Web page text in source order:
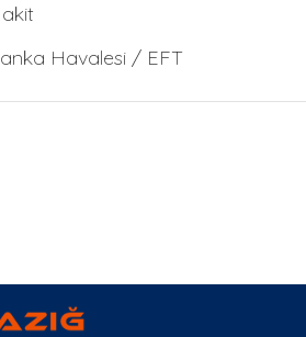
Havalesi / EFT